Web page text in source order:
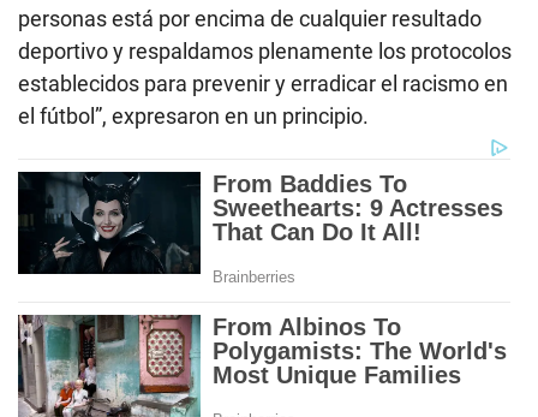
personas está por encima de cualquier resultado
deportivo y respaldamos plenamente los protocolos
establecidos para prevenir y erradicar el racismo en
el fútbol”, expresaron en un principio.